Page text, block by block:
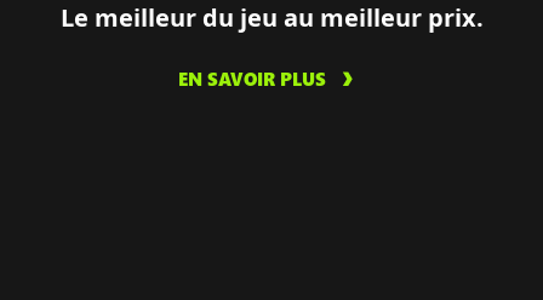
Le meilleur du jeu au meilleur prix.
EN SAVOIR PLUS